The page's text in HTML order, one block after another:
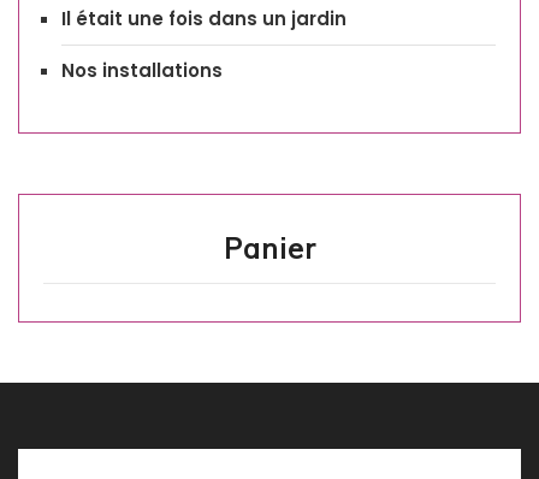
Il était une fois dans un jardin
Nos installations
Panier